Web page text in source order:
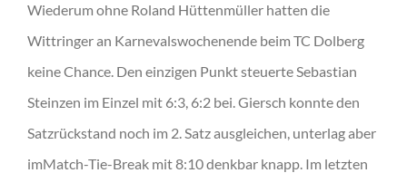
Wiederum ohne Roland Hüttenmüller hatten die
Wittringer an Karnevalswochenende beim TC Dolberg
keine Chance. Den einzigen Punkt steuerte Sebastian
Steinzen im Einzel mit 6:3, 6:2 bei. Giersch konnte den
Satzrückstand noch im 2. Satz ausgleichen, unterlag aber
imMatch-Tie-Break mit 8:10 denkbar knapp. Im letzten